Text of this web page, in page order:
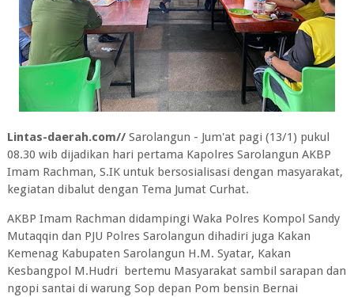
Lintas-daerah.com//Sarolangun - Jum'at pagi (13/1) pukul
08.30 wib dijadikan hari pertama Kapolres Sarolangun AKBP
Imam Rachman, S.IK untuk bersosialisasi dengan masyarakat,
kegiatan dibalut dengan Tema Jumat Curhat.
AKBP Imam Rachman didampingi Waka Polres Kompol Sandy
Mutaqqin dan PJU Polres Sarolangun dihadiri juga Kakan
Kemenag Kabupaten Sarolangun H.M. Syatar, Kakan
Kesbangpol M.Hudri bertemu Masyarakat sambil sarapan dan
ngopi santai di warung Sop depan Pom bensin Bernai